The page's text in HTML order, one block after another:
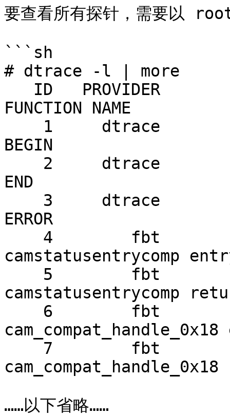
要查看所有探针，需要以
```sh
# dtrace -l | more
FUNCTION NAME
BEGIN
END
ERROR
camstatusentrycomp
camstatusentrycomp
……以下省略……